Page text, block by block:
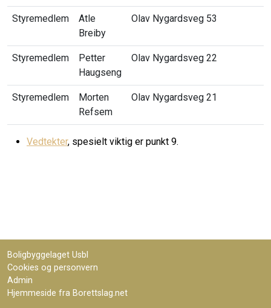
Styremedlem
Atle
Breiby
Olav Nygardsveg 53
Styremedlem
Petter
Haugseng
Olav Nygardsveg 22
Styremedlem
Morten
Refsem
Olav Nygardsveg 21
Vedtekter, spesielt viktig er punkt 9.
Boligbyggelaget Usbl
Cookies og personvern
Admin
Hjemmeside fra Borettslag.net